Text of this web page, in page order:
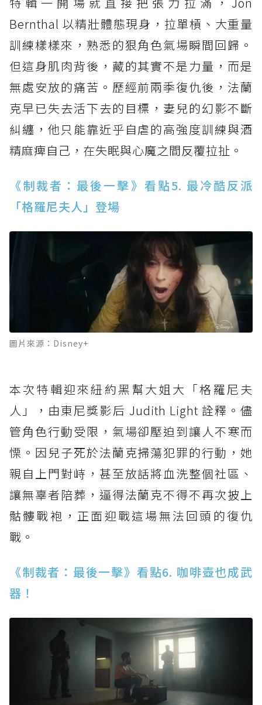
Bernthal 以精壯體態現身，拉單槓、大重量
訓練樣樣來，熟悉的狠角色氣場瞬間回歸。
但這身肌肉背後，藏的其實不是力量，而是
無處安放的痛苦。歷經前兩季復仇後，法蘭
克早已失去活下去的目標，妻兒的幻影不斷
糾纏，他只能靠近乎自虐的高強度訓練與酒
精麻痺自己，在失眠與心魔之間反覆拉扯。
《制裁者：最後一擊》看點5. 最冷酷反派
「格羅尼夫人」登場
圖片來源：Disney+
本次特輯迎來紐約黑幫大姐大「格羅尼夫
人」，由東尼獎影后 Judith Light 詮釋。儘
管角色行動受限，氣場卻壓迫到讓人不寒而
慄。因兒子死於法蘭克掃蕩犯罪的行動，她
親自上門對峙，甚至放話將血洗整個社區、
讓無辜者陪葬，逼得法蘭克不得不再次披上
骷髏戰袍，正面迎戰這場無法回頭的復仇
戰。
《制裁者：最後一擊》看點6. 咖啡壺也成武
器！